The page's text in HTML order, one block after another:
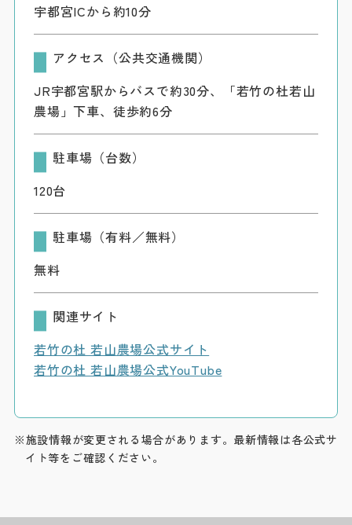
宇都宮ICから約10分
アクセス（公共交通機関）
JR宇都宮駅からバスで約30分、「若竹の杜若山
農場」下車、徒歩約6分
駐車場（台数）
120台
駐車場（有料／無料）
無料
関連サイト
若竹の杜 若山農場公式サイト
若竹の杜 若山農場公式YouTube
※施設情報が変更される場合があります。最新情報は各公式サ
イト等をご確認ください。